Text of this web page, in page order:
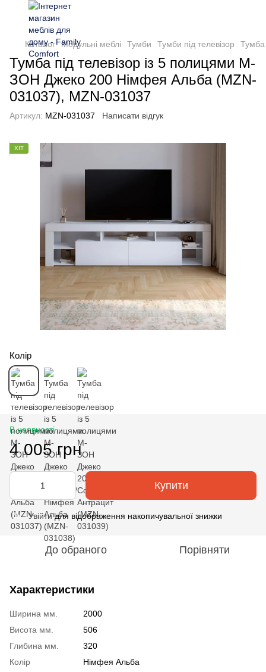
Каталог Модульні меблі Тумби Тумби під телевізор Тумба
Тумба під телевізор із 5 полицями М-
ЗОН Джеко 200 Німфея Альба (MZN-
031037), MZN-031037
Артикул: MZN-031037 Написати відгук
ХІТ
Колір
В наявності
4 005 грн
Купити
% Увійтидля відображення накопичувальної знижки
До обраного Порівняти
Характеристики
Ширина мм.
2000
Висота мм.
506
Глибина мм.
320
Колір
Німфея Альба